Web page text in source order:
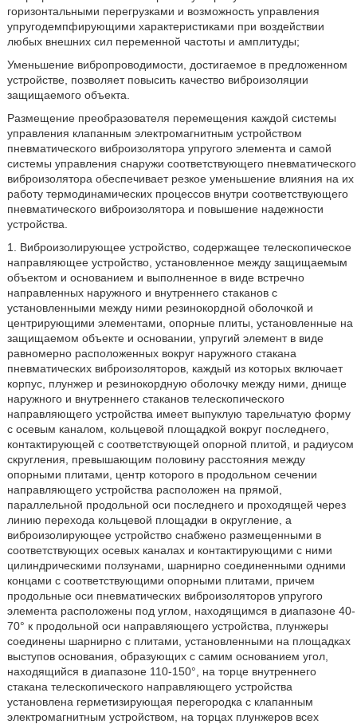
горизонтальными перегрузками и возможность управления
упругодемпфирующими характеристиками при воздействии
любых внешних сил переменной частоты и амплитуды;
Уменьшение вибропроводимости, достигаемое в предложенном
устройстве, позволяет повысить качество виброизоляции
защищаемого объекта.
Размещение преобразователя перемещения каждой системы
управления клапанным электромагнитным устройством
пневматического виброизолятора упругого элемента и самой
системы управления снаружи соответствующего пневматического
виброизолятора обеспечивает резкое уменьшение влияния на их
работу термодинамических процессов внутри соответствующего
пневматического виброизолятора и повышение надежности
устройства.
1. Виброизолирующее устройство, содержащее телескопическое
направляющее устройство, установленное между защищаемым
объектом и основанием и выполненное в виде встречно
направленных наружного и внутреннего стаканов с
установленными между ними резинокордной оболочкой и
центрирующими элементами, опорные плиты, установленные на
защищаемом объекте и основании, упругий элемент в виде
равномерно расположенных вокруг наружного стакана
пневматических виброизоляторов, каждый из которых включает
корпус, плунжер и резинокордную оболочку между ними, днище
наружного и внутреннего стаканов телескопического
направляющего устройства имеет выпуклую тарельчатую форму
с осевым каналом, кольцевой площадкой вокруг последнего,
контактирующей с соответствующей опорной плитой, и радиусом
скругления, превышающим половину расстояния между
опорными плитами, центр которого в продольном сечении
направляющего устройства расположен на прямой,
параллельной продольной оси последнего и проходящей через
линию перехода кольцевой площадки в округление, а
виброизолирующее устройство снабжено размещенными в
соответствующих осевых каналах и контактирующими с ними
цилиндрическими ползунами, шарнирно соединенными одними
концами с соответствующими опорными плитами, причем
продольные оси пневматических виброизоляторов упругого
элемента расположены под углом, находящимся в диапазоне 40-
70° к продольной оси направляющего устройства, плунжеры
соединены шарнирно с плитами, установленными на площадках
выступов основания, образующих с самим основанием угол,
находящийся в диапазоне 110-150°, на торце внутреннего
стакана телескопического направляющего устройства
установлена герметизирующая перегородка с клапанным
электромагнитным устройством, на торцах плунжеров всех